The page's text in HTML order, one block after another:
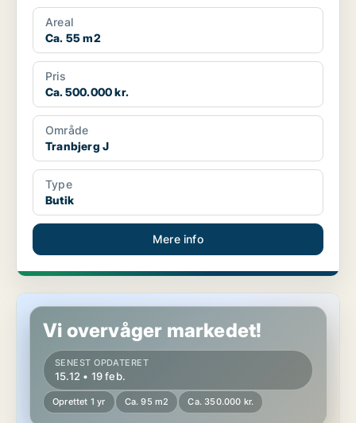
Areal
Ca. 55 m2
Pris
Ca. 500.000 kr.
Område
Tranbjerg J
Type
Butik
Mere info
Restaurant i Vejle
Vi overvåger markedet!
SENEST OPDATERET
15.12 • 19 feb.
Oprettet 1 yr Ca. 95 m2 Ca. 350.000 kr.